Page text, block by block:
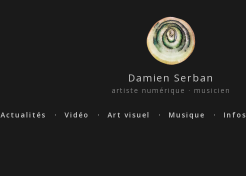
Damien Serban
artiste numérique · musicien
Actualités Vidéo Art visuel Musique Infos